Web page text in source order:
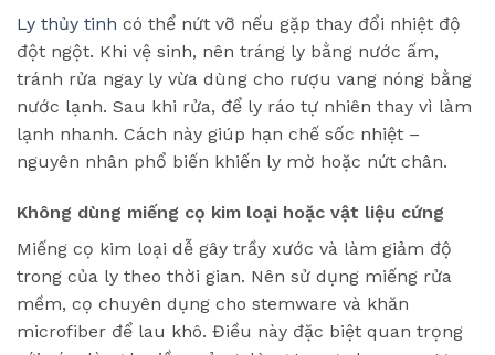
Ly thủy tinh có thể nứt vỡ nếu gặp thay đổi nhiệt độ
đột ngột. Khi vệ sinh, nên tráng ly bằng nước ấm,
tránh rửa ngay ly vừa dùng cho rượu vang nóng bằng
nước lạnh. Sau khi rửa, để ly ráo tự nhiên thay vì làm
lạnh nhanh. Cách này giúp hạn chế sốc nhiệt –
nguyên nhân phổ biến khiến ly mờ hoặc nứt chân.
Không dùng miếng cọ kim loại hoặc vật liệu cứng
Miếng cọ kim loại dễ gây trầy xước và làm giảm độ
trong của ly theo thời gian. Nên sử dụng miếng rửa
mềm, cọ chuyên dụng cho stemware và khăn
microfiber để lau khô. Điều này đặc biệt quan trọng